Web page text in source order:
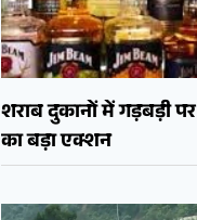
शराब दुकानों में गड़बड़ी
का बड़ा एक्शन